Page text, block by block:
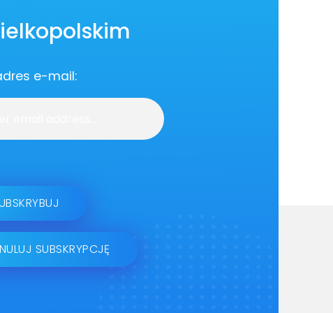
e-mail: